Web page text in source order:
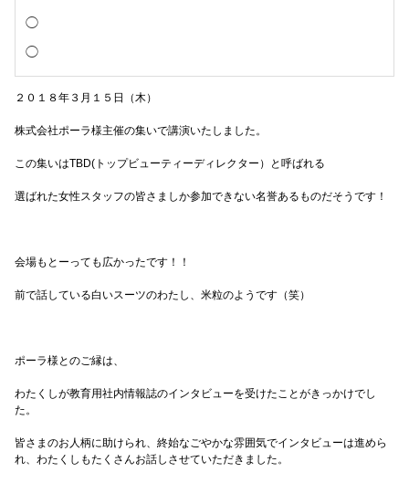
２０１８年３月１５日（木）
株式会社ポーラ様主催の集いで講演いたしました。
この集いはTBD(トップビューティーディレクター）と呼ばれる
選ばれた女性スタッフの皆さましか参加できない名誉あるものだそうです！
会場もとーっても広かったです！！
前で話している白いスーツのわたし、米粒のようです（笑）
ポーラ様とのご縁は、
わたくしが教育用社内情報誌のインタビューを受けたことがきっかけでし
た。
皆さまのお人柄に助けられ、終始なごやかな雰囲気でインタビューは進めら
れ、わたくしもたくさんお話しさせていただきました。